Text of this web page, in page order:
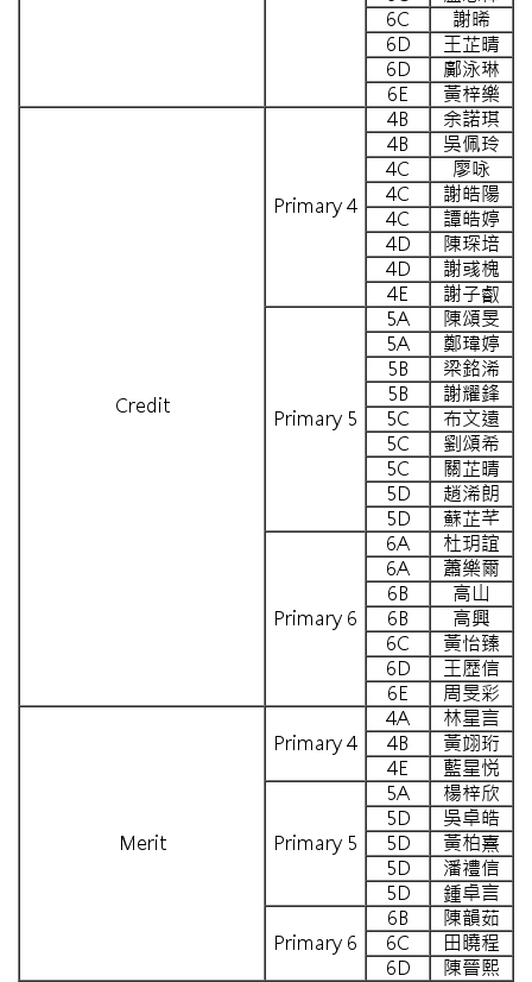
6C
謝晞
6D
王芷晴
6D
鄺泳琳
6E
黃梓樂
Credit
Primary 4
4B
余諾琪
4B
吳佩玲
4C
廖咏
4C
謝皓陽
4C
譚皓婷
4D
陳琛培
4D
謝彧槐
4E
謝子叡
Primary 5
5A
陳頌旻
5A
鄭瑋婷
5B
梁銘浠
5B
謝耀鋒
5C
布文遠
5C
劉頌希
5C
關芷晴
5D
趙浠朗
5D
蘇芷芊
Primary 6
6A
杜玥誼
6A
蕭樂爾
6B
高山
6B
高興
6C
黃怡臻
6D
王歷信
6E
周旻彩
Merit
Primary 4
4A
林星言
4B
黃翊珩
4E
藍星悦
Primary 5
5A
楊梓欣
5D
吳卓皓
5D
黃柏熹
5D
潘禮信
5D
鍾卓言
Primary 6
6B
陳韻茹
6C
田曉程
6D
陳晉熙